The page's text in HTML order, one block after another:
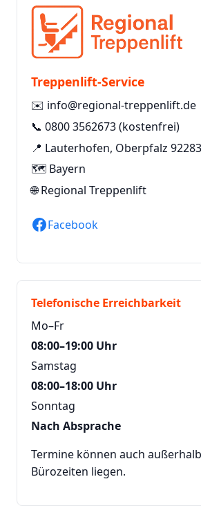
Treppenlift-Service
✉️ info@regional-treppenlift.de
📞 0800 3562673(kostenfrei)
📍 Lauterhofen, Oberpfalz 92283
🗺️ Bayern
🌐Regional Treppenlift
Facebook
Telefonische Erreichbarkeit
Mo–Fr
08:00–19:00 Uhr
Samstag
08:00–18:00 Uhr
Sonntag
Nach Absprache
Termine können auch
Bürozeiten liegen.